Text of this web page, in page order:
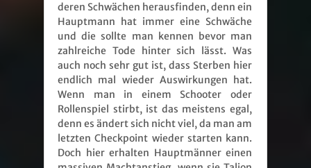
deren Schwächen herausfinden, denn ein
Hauptmann hat immer eine Schwäche
und die sollte man kennen bevor man
zahlreiche Tode hinter sich lässt. Was
auch noch sehr gut ist, dass Sterben hier
endlich mal wieder Auswirkungen hat.
Wenn man in einem Schooter oder
Rollenspiel stirbt, ist das meistens egal,
denn es ändert sich nicht viel, da man am
letzten Checkpoint wieder starten kann.
Doch hier erhalten Hauptmänner einen